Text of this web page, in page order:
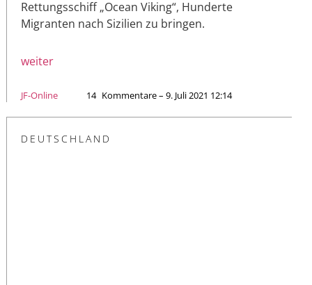
Rettungsschiff „Ocean Viking“, Hunderte
Migranten nach Sizilien zu bringen.
weiter
JF-Online 14 Kommentare – 9. Juli 2021 12:14
DEUTSCHLAND